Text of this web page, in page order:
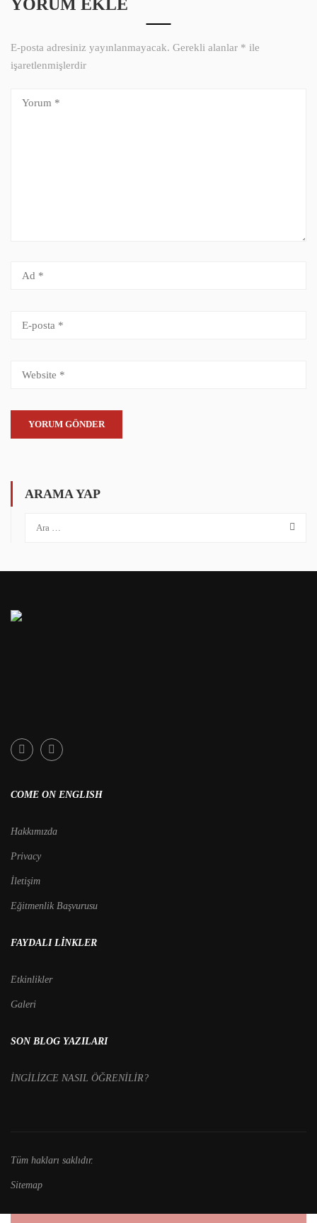
YORUM EKLE
E-posta adresiniz yayınlanmayacak. Gerekli alanlar * ile
işaretlenmişlerdir
ARAMA YAP
COME ON ENGLISH
Hakkımızda
Privacy
İletişim
Eğitmenlik Başvurusu
FAYDALI LINKLER
Etkinlikler
Galeri
SON BLOG YAZILARI
İNGİLİZCE NASIL ÖĞRENİLİR?
Tüm hakları saklıdır.
Sitemap